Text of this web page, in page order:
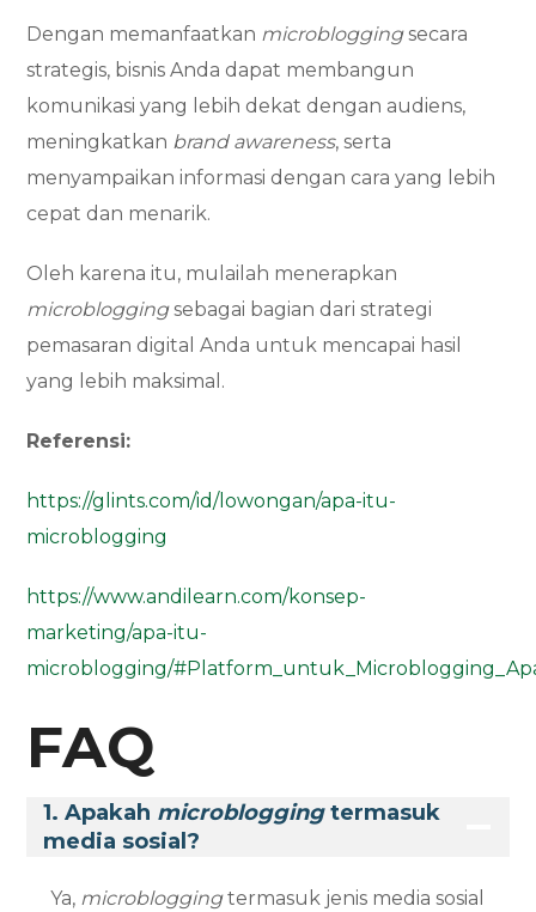
Dengan memanfaatkan microbloggingsecara
strategis, bisnis Anda dapat membangun
komunikasi yang lebih dekat dengan audiens,
meningkatkan brand awareness, serta
menyampaikan informasi dengan cara yang lebih
cepat dan menarik.
Oleh karena itu, mulailah menerapkan
microbloggingsebagai bagian dari strategi
pemasaran digital Anda untuk mencapai hasil
yang lebih maksimal.
Referensi:
https://glints.com/id/lowongan/apa-itu-
microblogging
https://www.andilearn.com/konsep-
marketing/apa-itu-
microblogging/
FAQ
1. Apakah microbloggingtermasuk
media sosial?
Ya, microbloggingtermasuk jenis media sosial